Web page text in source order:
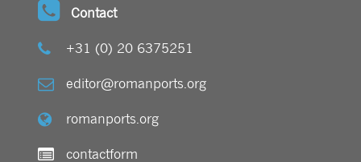
Contact
+31 (0) 20 6375251
editor@romanports.org
romanports.org
contactform